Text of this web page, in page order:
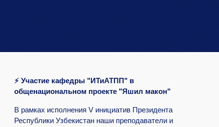
⚡️ Участие кафедры "ИТиАТПП" в
общенациональном проекте "Яшил макон"
В рамках исполнения V инициатив Президента
Республики Узбекистан наши преподаватели и